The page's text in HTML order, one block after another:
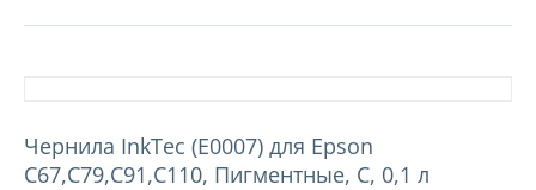
Чернила InkTec (E0007) для Epson
C67,C79,C91,C110, Пигментные, C, 0,1 л